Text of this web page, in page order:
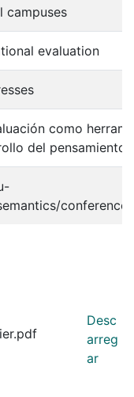
campuses
evaluation
como
del pensamiento
Desc
arreg
ar